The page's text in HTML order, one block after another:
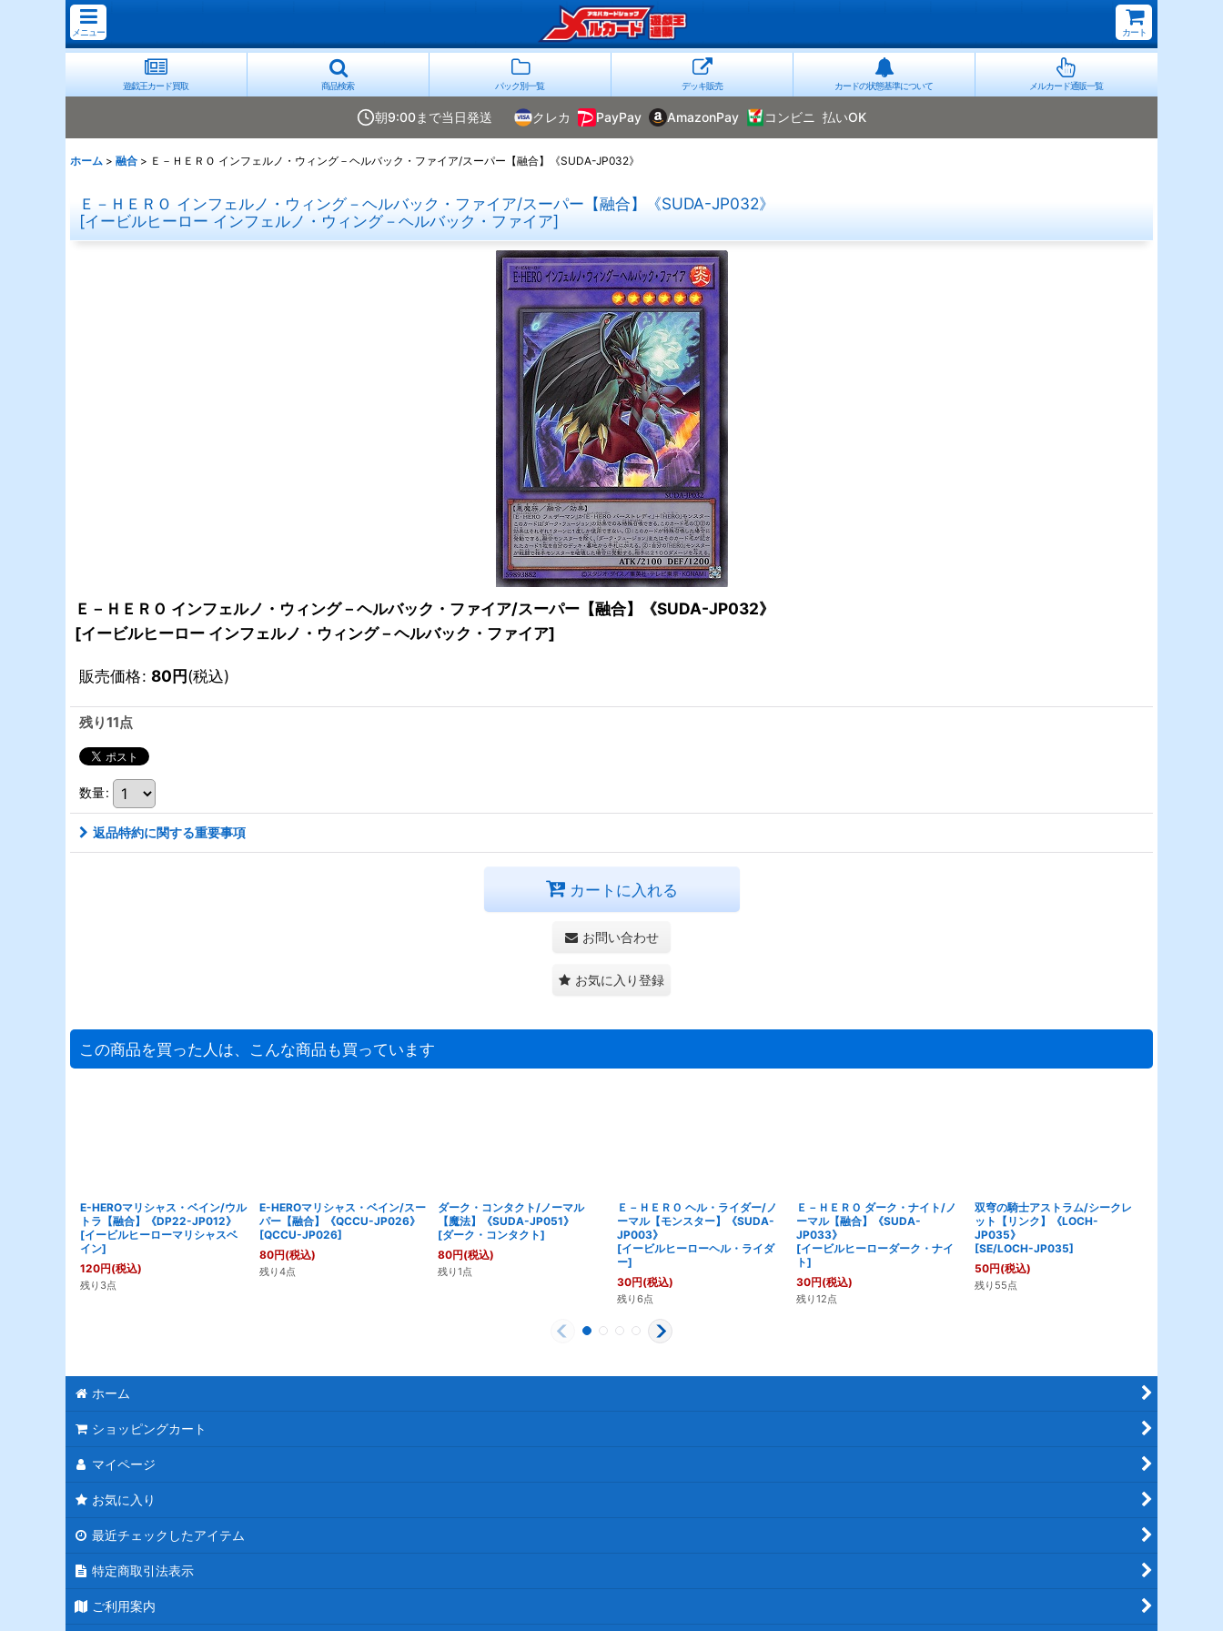
メニュー カート
遊戯王カード買取 商品検索 パック別一覧 デッキ販売 カードの状態基準について メルカード通販一覧
朝9:00まで当日発送 クレカ PayPay AmazonPay コンビニ 払いOK
ホーム > 融合 > Ｅ－ＨＥＲＯ インフェルノ・ウィング－ヘルバック・ファイア/スーパー【融合】《SUDA-JP032》
Ｅ－ＨＥＲＯ インフェルノ・ウィング－ヘルバック・ファイア/スーパー【融合】《SUDA-JP032》
[イービルヒーロー インフェルノ・ウィング－ヘルバック・ファイア]
Ｅ－ＨＥＲＯ インフェルノ・ウィング－ヘルバック・ファイア/スーパー【融合】《SUDA-JP032》
[イービルヒーロー インフェルノ・ウィング－ヘルバック・ファイア]
販売価格: 80円(税込)
残り11点
数量:
返品特約に関する重要事項
カートに入れる
お問い合わせ
お気に入り登録
この商品を買った人は、こんな商品も買っています
E-HEROマリシャス・ベイン/ウル
トラ【融合】《DP22-JP012》
[イービルヒーローマリシャスベ
イン]
120円(税込)
残り3点
E-HEROマリシャス・ベイン/スー
パー【融合】《QCCU-JP026》
[QCCU-JP026]
80円(税込)
残り4点
ダーク・コンタクト/ノーマル
【魔法】《SUDA-JP051》
[ダーク・コンタクト]
80円(税込)
残り1点
Ｅ－ＨＥＲＯ ヘル・ライダー/ノ
ーマル【モンスター】《SUDA-
JP003》
[イービルヒーローヘル・ライダ
ー]
30円(税込)
残り6点
Ｅ－ＨＥＲＯ ダーク・ナイト/ノ
ーマル【融合】《SUDA-
JP033》
[イービルヒーローダーク・ナイ
ト]
30円(税込)
残り12点
双穹の騎士アストラム/シークレ
ット【リンク】《LOCH-
JP035》
[SE/LOCH-JP035]
50円(税込)
残り55点
ホーム
ショッピングカート
マイページ
お気に入り
最近チェックしたアイテム
特定商取引法表示
ご利用案内